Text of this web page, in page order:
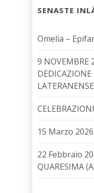
SENASTE
Omelia –
9 NOVEMBRE
LATERANENSE
15 Marzo
22 Febbraio
QUARESIMA